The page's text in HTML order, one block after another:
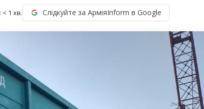
< 1 хв. Слідкуйте за АрміяInform в Google